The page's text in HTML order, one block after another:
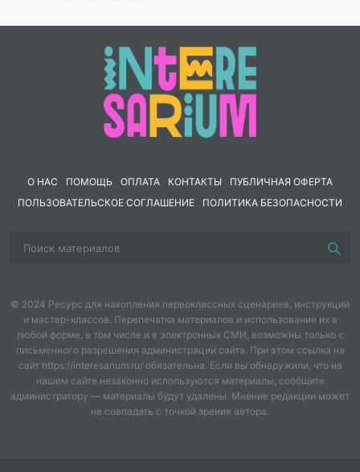
О НАС ПОМОЩЬ ОПЛАТА КОНТАКТЫ
ПУБЛИЧНАЯ ОФЕРТА
ПОЛЬЗОВАТЕЛЬСКОЕ СОГЛАШЕНИЕ
ПОЛИТИКА БЕЗОПАСНОСТИ
© 2024 Ресурс для накопления первоклассных сценариев, инструкций
и мастер-классов. Перепечатка материалов и использование их в
любой форме, в том числе и в электронных СМИ, возможны только с
письменного разрешения администрации сайта. При этом ссылка на
сайт https://interesarium.ru/ обязательна. Если вы обнаружили, что на
нашем сайте незаконно используются материалы, сообщите
администратору — материалы будут удалены. Мнение редакции может
не совпадать с точкой зрения автора.